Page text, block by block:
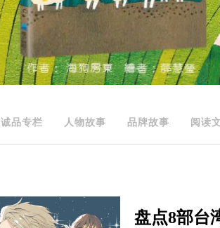
诚品专栏 人物故事 品牌故事 阅读
盘点8部台